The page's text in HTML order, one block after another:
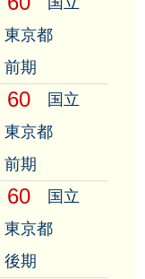
東京都
前期
60
国立
東京都
前期
60
国立
東京都
後期